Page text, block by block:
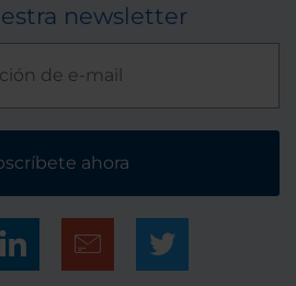
newsletter
ahora